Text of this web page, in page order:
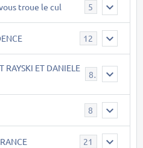
troue le cul 5
12
RAYSKI ET DANIELE
8
8
21